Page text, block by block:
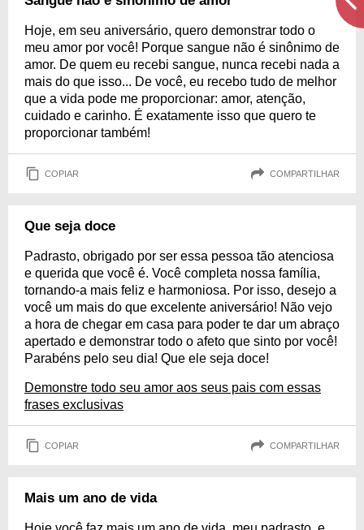
Hoje, em seu aniversário, quero demonstrar todo o
meu amor por você! Porque sangue não é sinônimo de
amor. De quem eu recebi sangue, nunca recebi nada a
mais do que isso... De você, eu recebo tudo de melhor
que a vida pode me proporcionar: amor, atenção,
cuidado e carinho. É exatamente isso que quero te
proporcionar também!
COPIAR COMPARTILHAR
Que seja doce
Padrasto, obrigado por ser essa pessoa tão atenciosa
e querida que você é. Você completa nossa família,
tornando-a mais feliz e harmoniosa. Por isso, desejo a
você um mais do que excelente aniversário! Não vejo
a hora de chegar em casa para poder te dar um abraço
apertado e demonstrar todo o afeto que sinto por você!
Parabéns pelo seu dia! Que ele seja doce!
Demonstre todo seu amor aos seus pais com essas
frases exclusivas
COPIAR COMPARTILHAR
Mais um ano de vida